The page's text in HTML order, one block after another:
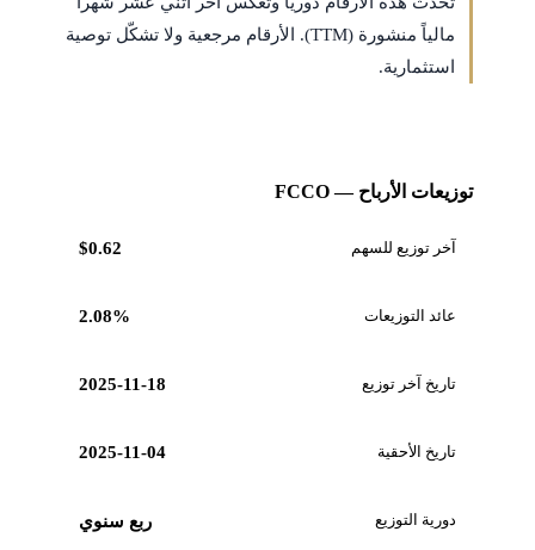
مالياً منشورة (TTM). الأرقام مرجعية ولا تشكّل توصية
استثمارية.
توزيعات الأرباح — FCCO
آخر توزيع للسهم $0.62
عائد التوزيعات 2.08%
تاريخ آخر توزيع 2025-11-18
تاريخ الأحقية 2025-11-04
دورية التوزيع ربع سنوي